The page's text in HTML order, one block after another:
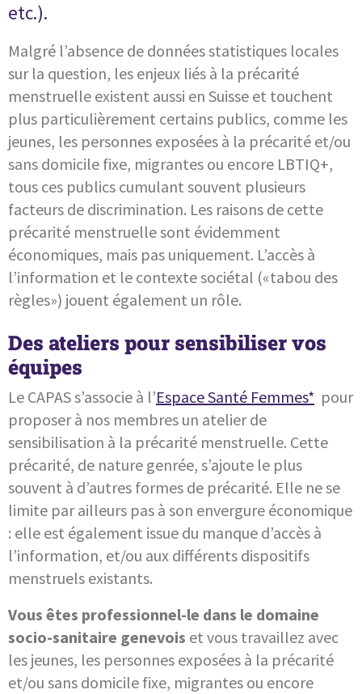
etc.).
Malgré l’absence de données statistiques locales
sur la question, les enjeux liés à la précarité
menstruelle existent aussi en Suisse et touchent
plus particulièrement certains publics, comme les
jeunes, les personnes exposées à la précarité et/ou
sans domicile fixe, migrantes ou encore LBTIQ+,
tous ces publics cumulant souvent plusieurs
facteurs de discrimination. Les raisons de cette
précarité menstruelle sont évidemment
économiques, mais pas uniquement. L’accès à
l’information et le contexte sociétal («tabou des
règles») jouent également un rôle.
Des ateliers pour sensibiliser vos
équipes
Le CAPAS s’associe à l’Espace Santé Femmes* pour
proposer à nos membres un atelier de
sensibilisation à la précarité menstruelle. Cette
précarité, de nature genrée, s’ajoute le plus
souvent à d’autres formes de précarité. Elle ne se
limite par ailleurs pas à son envergure économique
: elle est également issue du manque d’accès à
l’information, et/ou aux différents dispositifs
menstruels existants.
Vous êtes professionnel-le dans le domaine
socio-sanitaire genevois et vous travaillez avec
les jeunes, les personnes exposées à la précarité
et/ou sans domicile fixe, migrantes ou encore